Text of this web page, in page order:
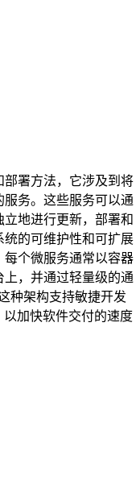
署方法，它涉及到将
务。这些服务可以通
地进行更新，部署和
的可维护性和可扩展
个微服务通常以容器
，并通过轻量级的通
种架构支持敏捷开发
加快软件交付的速度